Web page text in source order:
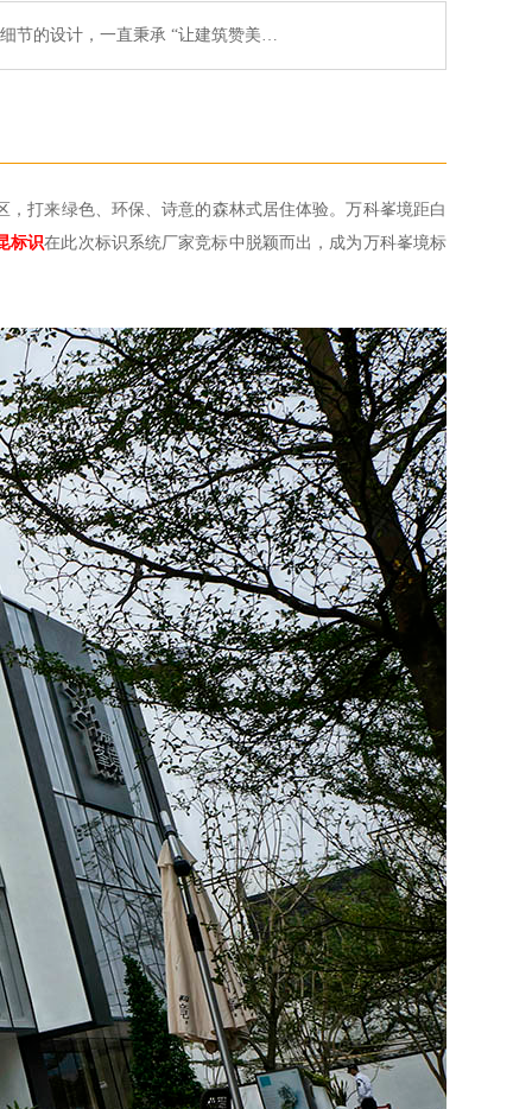
节的设计，一直秉承 “让建筑赞美…
打来绿色、环保、诗意的森林式居住体验。万科峯境距白
标识在此次标识系统厂家竞标中脱颖而出，成为万科峯境标